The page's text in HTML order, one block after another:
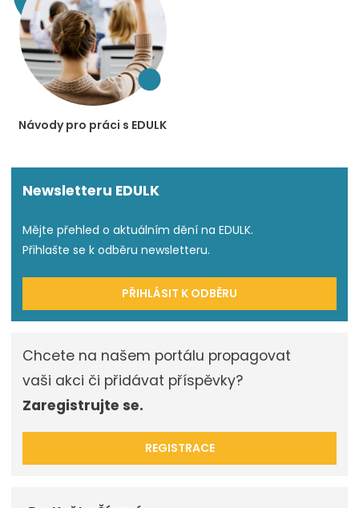
Návody pro práci s EDULK
Newsletteru EDULK
Mějte přehled o aktuálním dění na EDULK.
Přihlašte se k odběru newsletteru.
PŘIHLÁSIT K ODBĚRU
Chcete na našem portálu propagovat
vaši akci či přidávat příspěvky?
Zaregistrujte se.
REGISTRACE